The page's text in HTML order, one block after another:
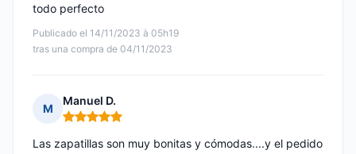
Publicado el 14/11/2023 à 05h19
tras una compra de 04/11/2023
todo perfecto
M
Manuel D.
Nota: 5 de 5
Las zapatillas son muy bonitas y cómodas....y el pedido